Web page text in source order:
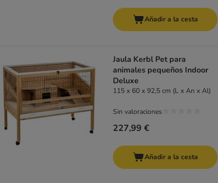
Añadir a la cesta
Jaula Kerbl Pet para
animales pequeños Indoor
Deluxe
115 x 60 x 92,5 cm (L x An x Al)
227,99 €
Sin valoraciones
Añadir a la cesta